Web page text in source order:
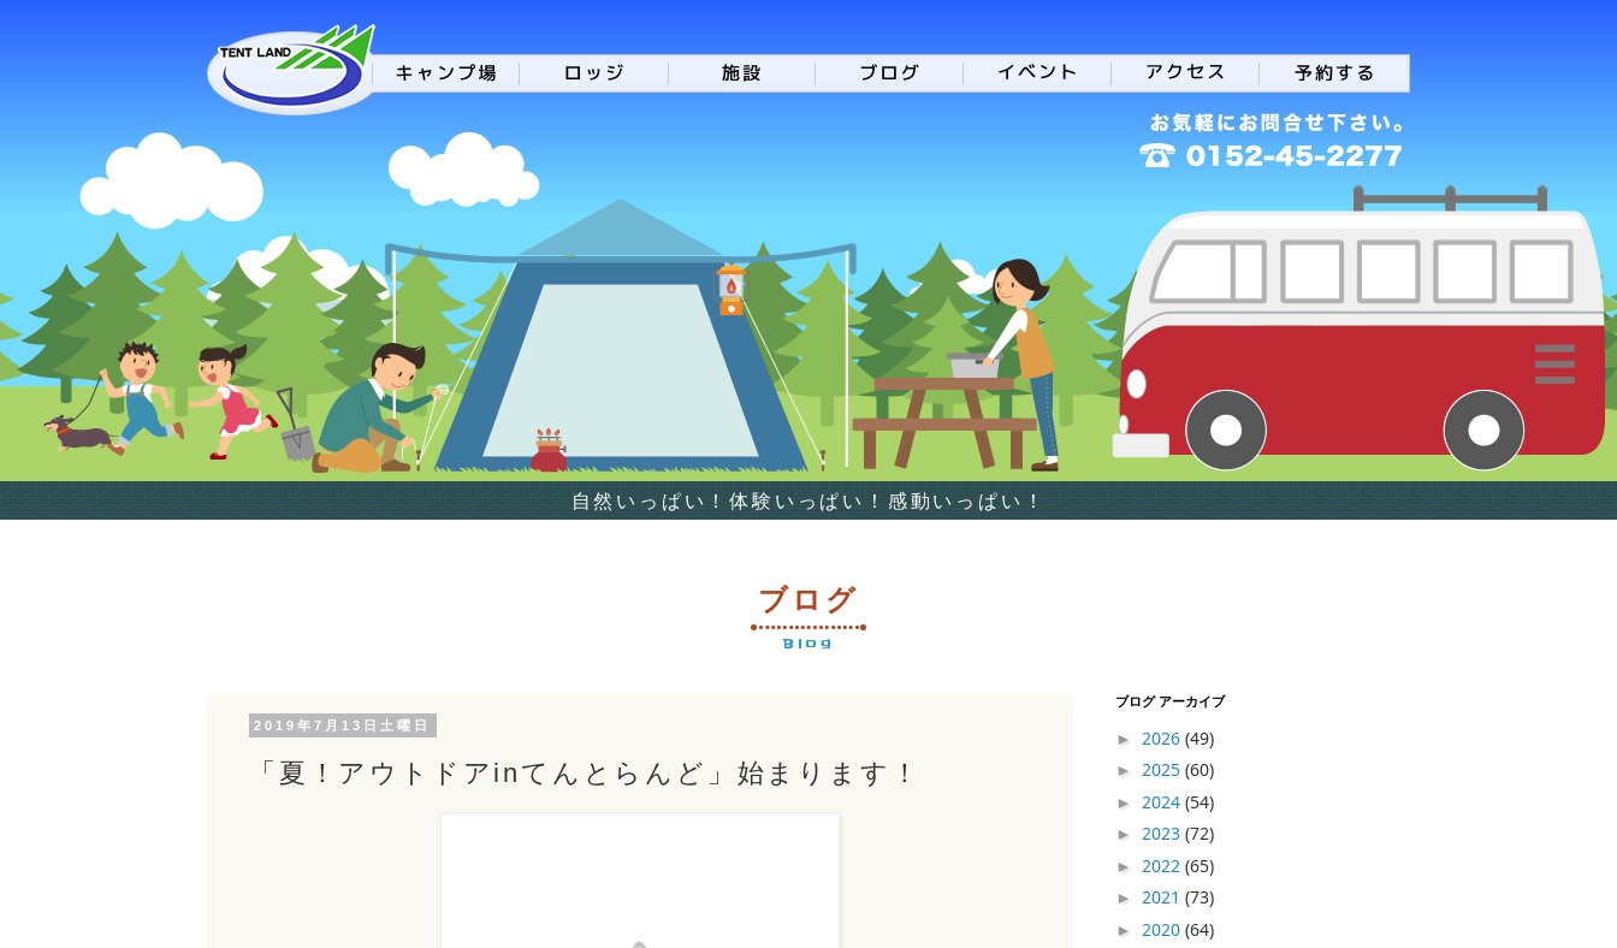
自然いっぱい！体験いっぱい！感動いっぱい！
ブログ
Blog
2019年7月13日土曜日
「夏！アウトドアinてんとらんど」始まります！
ブログ アーカイブ
► 2026 (49)
► 2025 (60)
► 2024 (54)
► 2023 (72)
► 2022 (65)
► 2021 (73)
► 2020 (64)